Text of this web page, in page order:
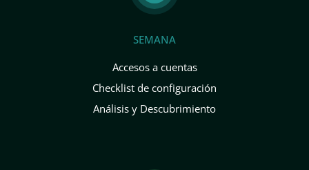
SEMANA
Accesos a cuentas
Checklist de configuración
Análisis y Descubrimiento